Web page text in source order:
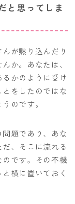
と思ってしま
が黙り込んだり
か。あなたは、
かのように受け
をしたのではな
のです。
題であり、あな
、そこに流れる
です。その不機
横に置いておく